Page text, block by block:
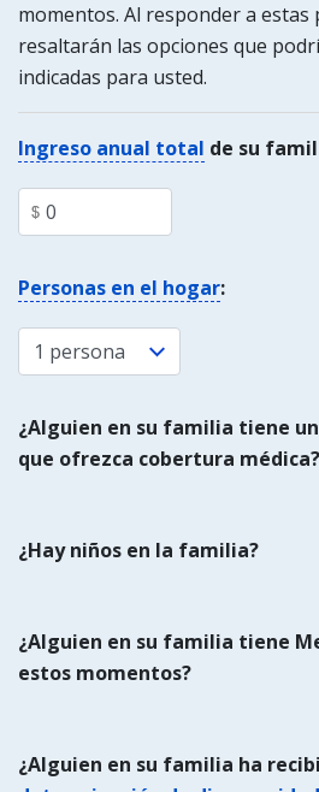
momentos. Al responder a estas
resaltarán las opciones que
indicadas para usted.
Ingreso anual total de su
Personas en el hogar:
¿Alguien en su familia tiene
que ofrezca cobertura médica?
¿Hay niños en la familia?
¿Alguien en su familia tiene
estos momentos?
¿Alguien en su familia ha